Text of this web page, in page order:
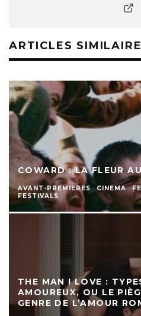
ARTICLES
COWARD : LA FLEUR
AVANT-PREMIERES CINEMA
FESTIVALS
THE MAN I LOVE :
AMOUREUX, OU LE
GENRE DE L’AMOUR